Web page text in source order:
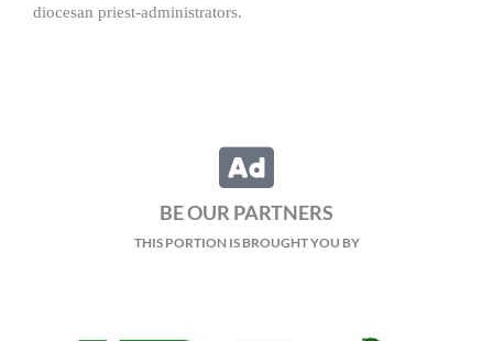
diocesan priest-administrators.
BE OUR PARTNERS
THIS PORTION IS BROUGHT YOU BY